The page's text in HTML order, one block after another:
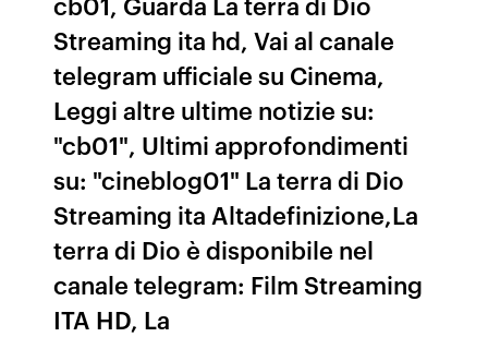
Streaming ita hd, Vai al canale
telegram ufficiale su Cinema,
Leggi altre ultime notizie su:
"cb01", Ultimi approfondimenti
su: "cineblog01" La terra di Dio
Streaming ita Altadefinizione,La
terra di Dio è disponibile nel
canale telegram: Film Streaming
ITA HD, La